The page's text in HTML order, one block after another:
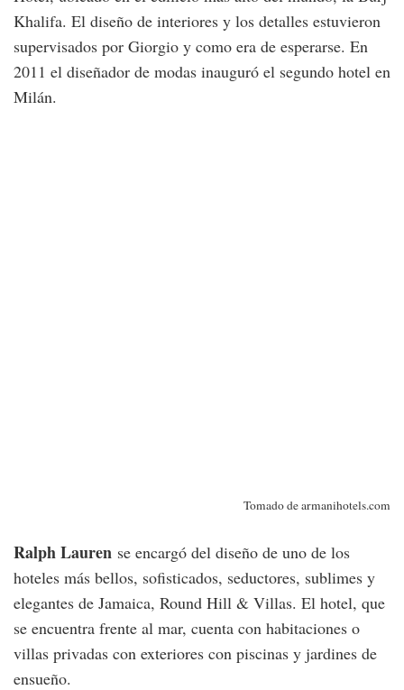
Khalifa. El diseño de interiores y los detalles estuvieron
supervisados por Giorgio y como era de esperarse. En
2011 el diseñador de modas inauguró el segundo hotel en
Milán.
Tomado de armanihotels.com
Ralph Lauren se encargó del diseño de uno de los
hoteles más bellos, sofisticados, seductores, sublimes y
elegantes de Jamaica, Round Hill & Villas. El hotel, que
se encuentra frente al mar, cuenta con habitaciones o
villas privadas con exteriores con piscinas y jardines de
ensueño.